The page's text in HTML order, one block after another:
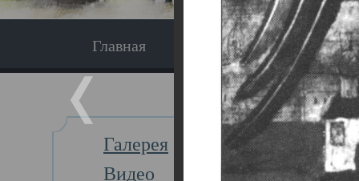
Главная Экскурсия
Галерея
Видео
Главная